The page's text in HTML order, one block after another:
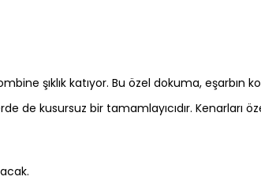
şıklık katıyor. Bu özel dokuma, eşarbın
kusursuz bir tamamlayıcıdır. Kenarları